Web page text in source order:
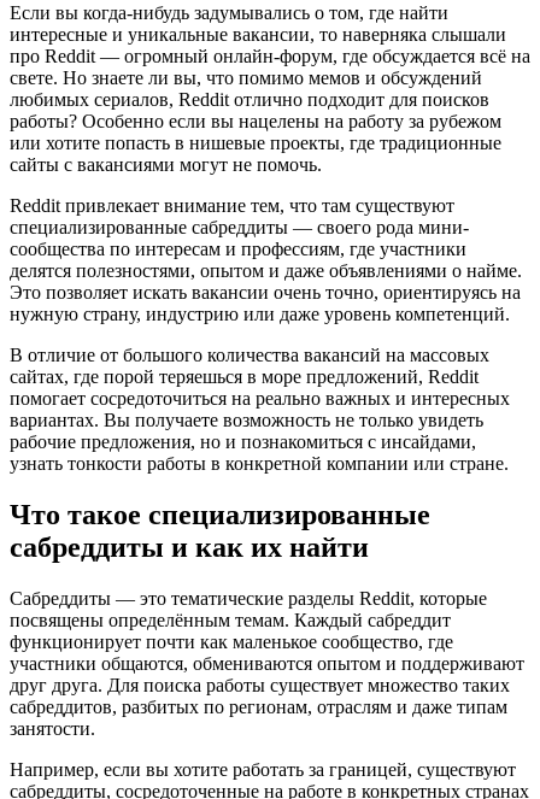
Если вы когда-нибудь задумывались о том, где найти
интересные и уникальные вакансии, то наверняка слышали
про Reddit — огромный онлайн-форум, где обсуждается всё на
свете. Но знаете ли вы, что помимо мемов и обсуждений
любимых сериалов, Reddit отлично подходит для поисков
работы? Особенно если вы нацелены на работу за рубежом
или хотите попасть в нишевые проекты, где традиционные
сайты с вакансиями могут не помочь.
Reddit привлекает внимание тем, что там существуют
специализированные сабреддиты — своего рода мини-
сообщества по интересам и профессиям, где участники
делятся полезностями, опытом и даже объявлениями о найме.
Это позволяет искать вакансии очень точно, ориентируясь на
нужную страну, индустрию или даже уровень компетенций.
В отличие от большого количества вакансий на массовых
сайтах, где порой теряешься в море предложений, Reddit
помогает сосредоточиться на реально важных и интересных
вариантах. Вы получаете возможность не только увидеть
рабочие предложения, но и познакомиться с инсайдами,
узнать тонкости работы в конкретной компании или стране.
Что такое специализированные
сабреддиты и как их найти
Сабреддиты — это тематические разделы Reddit, которые
посвящены определённым темам. Каждый сабреддит
функционирует почти как маленькое сообщество, где
участники общаются, обмениваются опытом и поддерживают
друг друга. Для поиска работы существует множество таких
сабреддитов, разбитых по регионам, отраслям и даже типам
занятости.
Например, если вы хотите работать за границей, существуют
сабреддиты, сосредоточенные на работе в конкретных странах